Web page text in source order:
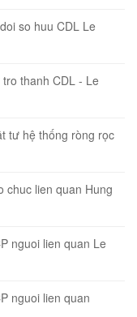
so huu CDL Le
thanh CDL - Le
tư hệ thống ròng rọc
chuc lien quan Hung
nguoi lien quan Le
nguoi lien quan